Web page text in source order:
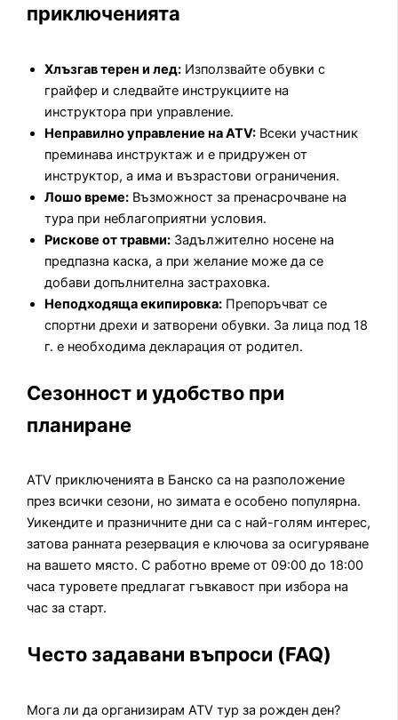
приключенията
Хлъзгав терен и лед: Използвайте обувки с
грайфер и следвайте инструкциите на
инструктора при управление.
Неправилно управление на ATV: Всеки участник
преминава инструктаж и е придружен от
инструктор, а има и възрастови ограничения.
Лошо време: Възможност за пренасрочване на
тура при неблагоприятни условия.
Рискове от травми: Задължително носене на
предпазна каска, а при желание може да се
добави допълнителна застраховка.
Неподходяща екипировка: Препоръчват се
спортни дрехи и затворени обувки. За лица под 18
г. е необходима декларация от родител.
Сезонност и удобство при
планиране
ATV приключенията в Банско са на разположение
през всички сезони, но зимата е особено популярна.
Уикендите и празничните дни са с най-голям интерес,
затова ранната резервация е ключова за осигуряване
на вашето място. С работно време от 09:00 до 18:00
часа туровете предлагат гъвкавост при избора на
час за старт.
Често задавани въпроси (FAQ)
Мога ли да организирам ATV тур за рожден ден?